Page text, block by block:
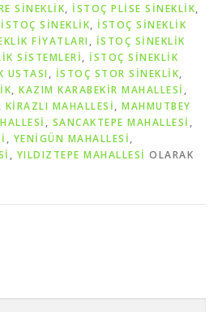
SINEKLIK, İSTOÇ PLISE SINEKLIK,
İSTOÇ SINEKLIK, İSTOÇ SINEKLIK
FIYATLARI, İSTOÇ SINEKLIK
SISTEMLERI, İSTOÇ SINEKLIK
USTASI, İSTOÇ STOR SINEKLIK,
, KAZIM KARABEKİR MAHALLESİ ,
, KİRAZLI MAHALLESİ, MAHMUTBEY
, SANCAKTEPE MAHALLESİ ,
, YENİGÜN MAHALLESİ,
, YILDIZTEPE MAHALLESİ OLARAK